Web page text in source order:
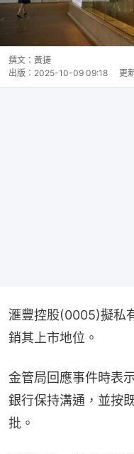
撰文： 黃捷
出版： 2025-10-09 09:18 更
滙豐控股(0005)擬私
銷其上市地位。
金管局回應事件時表
銀行保持溝通，並按
批。